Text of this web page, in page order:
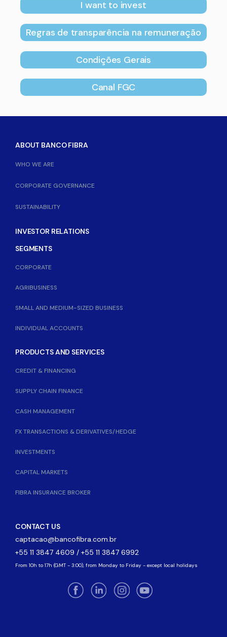
I want to invest
Regras de transparência na remuneração
Condições Gerais
Canal FGC
ABOUT BANCO FIBRA
WHO WE ARE
CORPORATE GOVERNANCE
SUSTAINABILITY
INVESTOR RELATIONS
SEGMENTS
CORPORATE
AGRIBUSINESS
SMALL AND MEDIUM-SIZED BUSINESS
INDIVIDUAL ACCOUNTS
PRODUCTS AND SERVICES
CREDIT & FINANCING
SUPPLY CHAIN FINANCE
CASH MANAGEMENT
FX TRANSACTIONS & DERIVATIVES/HEDGE
INVESTMENTS
CAPITAL MARKETS
FIBRA INSURANCE BROKER
CONTACT US
captacao@bancofibra.com.br
+55 11 3847 4609 / +55 11 3847 6992
From 10h to 17h (GMT - 3:00), from Monday to Friday - except local holidays